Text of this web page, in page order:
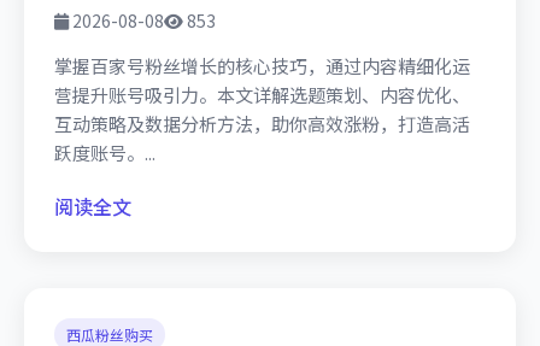
2026-08-08 853
掌握百家号粉丝增长的核心技巧，通过内容精细化运
营提升账号吸引力。本文详解选题策划、内容优化、
互动策略及数据分析方法，助你高效涨粉，打造高活
跃度账号。...
阅读全文
西瓜粉丝购买